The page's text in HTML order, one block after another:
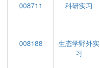
008711 科研实习
008188
生态学野外实
习